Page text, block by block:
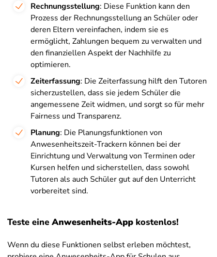
Rechnungsstellung: Diese Funktion kann den
Prozess der Rechnungsstellung an Schüler oder
deren Eltern vereinfachen, indem sie es
ermöglicht, Zahlungen bequem zu verwalten und
den finanziellen Aspekt der Nachhilfe zu
optimieren.
Zeiterfassung: Die Zeiterfassung hilft den Tutoren
sicherzustellen, dass sie jedem Schüler die
angemessene Zeit widmen, und sorgt so für mehr
Fairness und Transparenz.
Planung: Die Planungsfunktionen von
Anwesenheitszeit-Trackern können bei der
Einrichtung und Verwaltung von Terminen oder
Kursen helfen und sicherstellen, dass sowohl
Tutoren als auch Schüler gut auf den Unterricht
vorbereitet sind.
Teste eineAnwesenheits-App kostenlos!
Wenn du diese Funktionen selbst erleben möchtest,